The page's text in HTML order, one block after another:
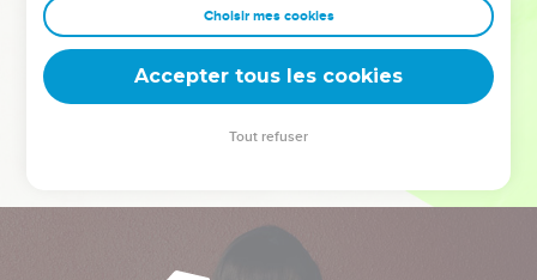
clés pour avancer avec plus de sagesse afin que leurs erreurs
deviennent vos tremplins. Que vous guidiez un ministère, une
équipe, un groupe ou une famille, leur expérience est faite
Choisir mes cookies
Accepter tous les cookies
Tout refuser